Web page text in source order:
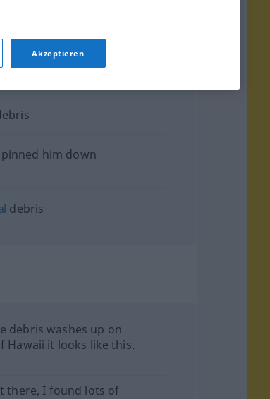
him down
debris
debris washes up on
Hawaii it looks like this.
there, I found lots of
Akzeptieren